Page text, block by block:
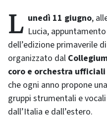
Lunedì 11 giugno,
Lucia, appuntamento
dell’edizione primaverile
organizzato dal
coro e orchestra
che ogni anno propone
gruppi strumentali e
dall’Italia e dall’estero.